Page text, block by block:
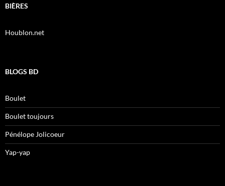
BIÈRES
Houblon.net
BLOGS BD
Boulet
Boulet toujours
Pénélope Jolicoeur
Yap-yap